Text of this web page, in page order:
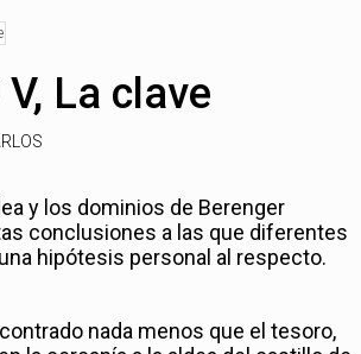
La clave
y los dominios de Berenger
conclusiones a las que diferentes
hipótesis personal al respecto.
nada menos que el tesoro,